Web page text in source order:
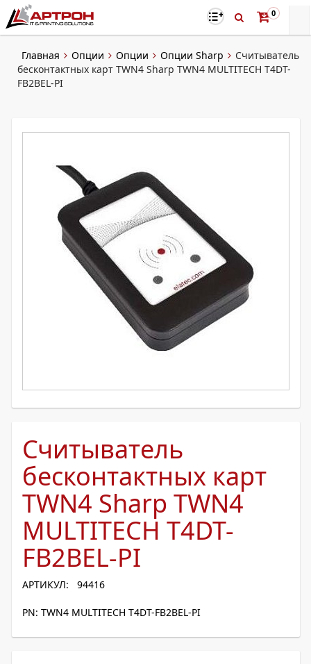
0
Главная Опции Опции Опции Sharp
Считыватель
бесконтактных карт TWN4 Sharp TWN4 MULTITECH T4DT-
FB2BEL-PI
Считыватель
бесконтактных карт
TWN4 Sharp TWN4
MULTITECH T4DT-
FB2BEL-PI
АРТИКУЛ: 94416
PN: TWN4 MULTITECH T4DT-FB2BEL-PI